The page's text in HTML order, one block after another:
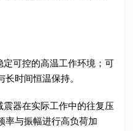
定可控的高温工作环境；可
时间恒温保持。
震器在实际工作中的往复压
率与振幅进行高负荷加